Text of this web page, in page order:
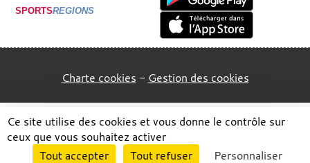
SPORTSREGIONS
Charte cookies Gestion des cookies
Envie de participer ? Connexion
Ce site utilise des cookies et vous donne le contrôle sur
ceux que vous souhaitez activer
Tout accepter
Tout refuser Personnaliser